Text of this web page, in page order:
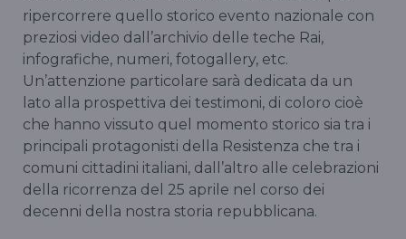
ripercorrere quello storico evento nazionale con
preziosi video dall’archivio delle teche Rai,
infografiche, numeri, fotogallery, etc.
Un’attenzione particolare sarà dedicata da un
lato alla prospettiva dei testimoni, di coloro cioè
che hanno vissuto quel momento storico sia tra i
principali protagonisti della Resistenza che tra i
comuni cittadini italiani, dall’altro alle celebrazioni
della ricorrenza del 25 aprile nel corso dei
decenni della nostra storia repubblicana.